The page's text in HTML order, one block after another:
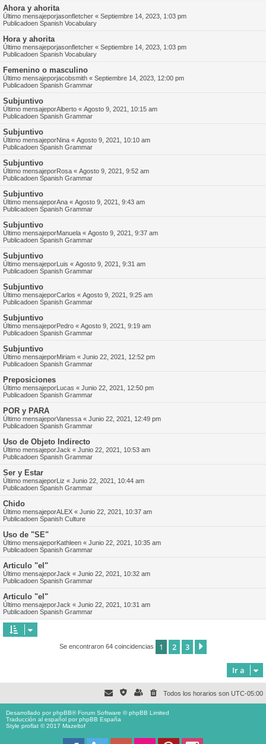
Ahora y ahorita
Último mensajeporjasonfletcher « Septiembre 14, 2023, 1:03 pm
Publicadoen Spanish Vocabulary
Hora y ahorita
Último mensajeporjasonfletcher « Septiembre 14, 2023, 1:03 pm
Publicadoen Spanish Vocabulary
Femenino o masculino
Último mensajeporjacobsmith « Septiembre 14, 2023, 12:00 pm
Publicadoen Spanish Grammar
Subjuntivo
Último mensajeporAlberto « Agosto 9, 2021, 10:15 am
Publicadoen Spanish Grammar
Subjuntivo
Último mensajeporNina « Agosto 9, 2021, 10:10 am
Publicadoen Spanish Grammar
Subjuntivo
Último mensajeporRosa « Agosto 9, 2021, 9:52 am
Publicadoen Spanish Grammar
Subjuntivo
Último mensajeporAna « Agosto 9, 2021, 9:43 am
Publicadoen Spanish Grammar
Subjuntivo
Último mensajeporManuela « Agosto 9, 2021, 9:37 am
Publicadoen Spanish Grammar
Subjuntivo
Último mensajeporLuis « Agosto 9, 2021, 9:31 am
Publicadoen Spanish Grammar
Subjuntivo
Último mensajeporCarlos « Agosto 9, 2021, 9:25 am
Publicadoen Spanish Grammar
Subjuntivo
Último mensajeporPedro « Agosto 9, 2021, 9:19 am
Publicadoen Spanish Grammar
Subjuntivo
Último mensajeporMiriam « Junio 22, 2021, 12:52 pm
Publicadoen Spanish Grammar
Preposiciones
Último mensajeporLucas « Junio 22, 2021, 12:50 pm
Publicadoen Spanish Grammar
POR y PARA
Último mensajeporVanessa « Junio 22, 2021, 12:49 pm
Publicadoen Spanish Grammar
Uso de Objeto Indirecto
Último mensajeporJack « Junio 22, 2021, 10:53 am
Publicadoen Spanish Grammar
Ser y Estar
Último mensajeporLiz « Junio 22, 2021, 10:44 am
Publicadoen Spanish Grammar
Chido
Último mensajeporALEX « Junio 22, 2021, 10:37 am
Publicadoen Spanish Culture
Uso de "SE"
Último mensajeporKathleen « Junio 22, 2021, 10:35 am
Publicadoen Spanish Grammar
Articulo "el"
Último mensajeporJack « Junio 22, 2021, 10:32 am
Publicadoen Spanish Grammar
Articulo "el"
Último mensajeporJack « Junio 22, 2021, 10:31 am
Publicadoen Spanish Grammar
Se encontraron 64 coincidencias 1 2 3
Ir a
Todos los horarios son UTC-05:00
Desarrollado porphpBB® Forum Software © phpBB Limited
Traducción al español porphpBB España
Style proflat © 2017 Mazeltof